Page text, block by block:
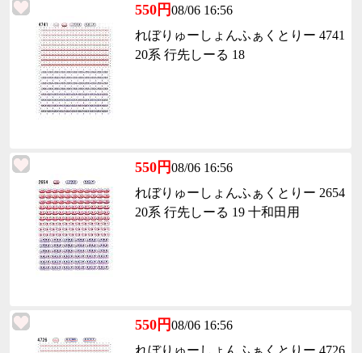
550円08/06 16:56
れぼりゅーしょんふぁくとりー 4741
20系 行先しーる 18
550円08/06 16:56
れぼりゅーしょんふぁくとりー 2654
20系 行先しーる 19 十和田用
550円08/06 16:56
れぼりゅーしょんふぁくとりー 4726